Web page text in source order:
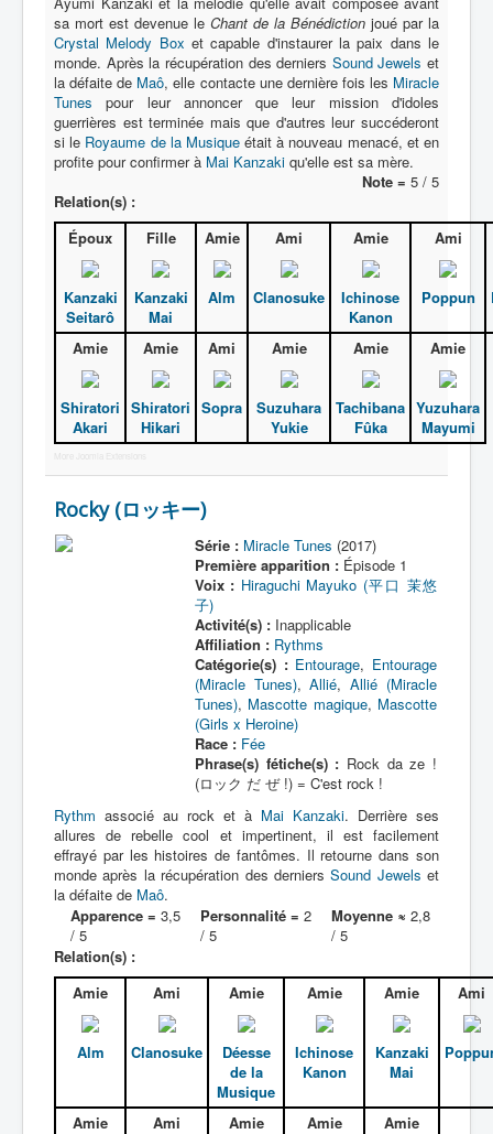
sa mort est devenue le Chant de la Bénédiction joué par la
Crystal Melody Box et capable d'instaurer la paix dans le
monde. Après la récupération des derniers Sound Jewels et
la défaite de Maô, elle contacte une dernière fois les Miracle
Tunes pour leur annoncer que leur mission d'idoles
guerrières est terminée mais que d'autres leur succéderont
si le Royaume de la Musiqueétait à nouveau menacé, et en
profite pour confirmer à Mai Kanzaki qu'elle est sa mère.
Note = 5 / 5
Relation(s) :
Époux
Kanzaki
Seitarô
Fille
Kanzaki
Mai
Amie
Alm
Ami
Clanosuke
Amie
Ichinose
Kanon
Ami
Poppun
Amie
Shiratori
Akari
Amie
Shiratori
Hikari
Ami
Sopra
Amie
Suzuhara
Yukie
Amie
Tachibana
Fûka
Amie
Yuzuhara
Mayumi
More Joomla Extensions
Rocky (ロッキー)
Série : Miracle Tunes (2017)
Première apparition :Épisode 1
Voix : Hiraguchi Mayuko (平口 茉悠
子)
Activité(s) :Inapplicable
Affiliation : Rythms
Catégorie(s) : Entourage, Entourage
(Miracle Tunes),Allié,Allié (Miracle
Tunes), Mascotte magique, Mascotte
(Girls x Heroine)
Race : Fée
Phrase(s) fétiche(s) : Rock da ze !
(ロック だ ぜ !) = C'est rock !
Rythm associé au rock et à Mai Kanzaki. Derrière ses
allures de rebelle cool et impertinent, il est facilement
effrayé par les histoires de fantômes. Il retourne dans son
monde après la récupération des derniersSound Jewels et
la défaite de Maô.
Apparence = 3,5
/ 5
Personnalité = 2
/ 5
Moyenne ≈ 2,8
/ 5
Relation(s) :
Amie
Alm
Ami
Clanosuke
Amie
Déesse
de la
Musique
Amie
Ichinose
Kanon
Amie
Kanzaki
Mai
Ami
Amie Ami Amie Amie Amie